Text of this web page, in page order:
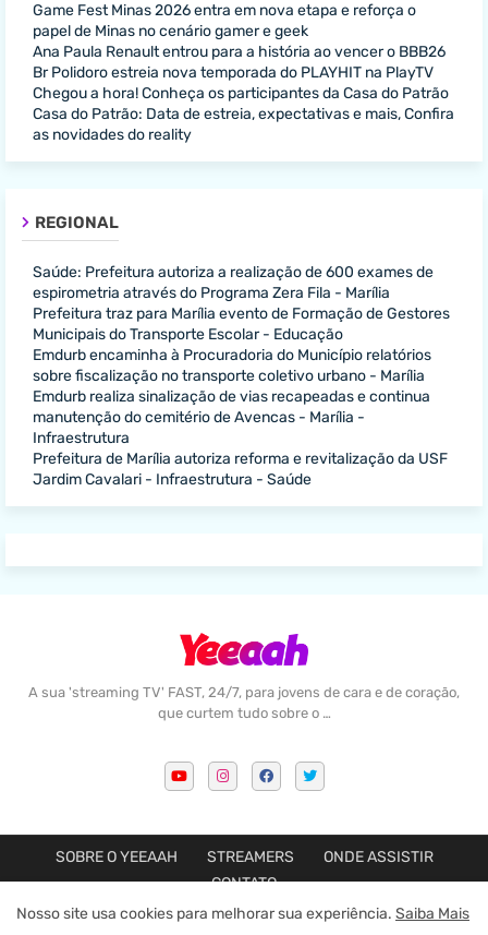
Game Fest Minas 2026 entra em nova etapa e reforça o
papel de Minas no cenário gamer e geek
Ana Paula Renault entrou para a história ao vencer o BBB26
Br Polidoro estreia nova temporada do PLAYHIT na PlayTV
Chegou a hora! Conheça os participantes da Casa do Patrão
Casa do Patrão: Data de estreia, expectativas e mais, Confira
as novidades do reality
REGIONAL
Saúde: Prefeitura autoriza a realização de 600 exames de
espirometria através do Programa Zera Fila - Marília
Prefeitura traz para Marília evento de Formação de Gestores
Municipais do Transporte Escolar - Educação
Emdurb encaminha à Procuradoria do Município relatórios
sobre fiscalização no transporte coletivo urbano - Marília
Emdurb realiza sinalização de vias recapeadas e continua
manutenção do cemitério de Avencas - Marília -
Infraestrutura
Prefeitura de Marília autoriza reforma e revitalização da USF
Jardim Cavalari - Infraestrutura - Saúde
A sua 'streaming TV' FAST, 24/7, para jovens de cara e de coração,
que curtem tudo sobre o …
SOBRE O YEEAAH STREAMERS
ONDE ASSISTIR
CONTATO
Feito com amor porBlogger Templates
Nosso site usa cookies para melhorar sua experiência. Saiba Mais